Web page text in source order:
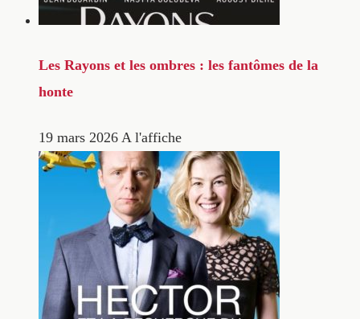
Les Rayons et les ombres : les fantômes de la
honte
19 mars 2026 A l'affiche